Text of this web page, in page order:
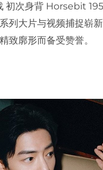
初次身背 Horsebit
列大片与视频捕捉
致廓形而备受赞誉。